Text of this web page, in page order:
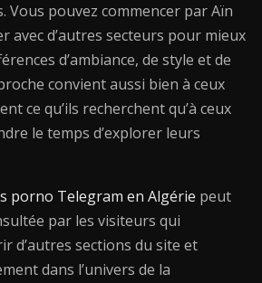
Vous pouvez commencer par Aïn
avec d’autres secteurs pour mieux
d’ambiance, de style et de
convient aussi bien à ceux
ce qu’ils recherchent qu’à ceux
le temps d’explorer leurs
porno Telegram en Algérie peut
par les visiteurs qui
d’autres sections du site et
dans l’univers de la